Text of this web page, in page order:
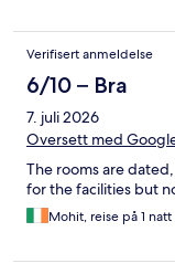
Verifisert anmeldelse
6/10 – Bra
7. juli 2026
Oversett med
The rooms are
for the facilities but
Mohit, reise på 1 natt